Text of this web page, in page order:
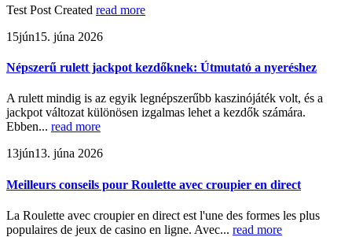
Test Post Created read more
15jún15. júna 2026
Népszerű rulett jackpot kezdőknek: Útmutató a nyeréshez
A rulett mindig is az egyik legnépszerűbb kaszinójáték volt, és a
jackpot változat különösen izgalmas lehet a kezdők számára.
Ebben... read more
13jún13. júna 2026
Meilleurs conseils pour Roulette avec croupier en direct
La Roulette avec croupier en direct est l'une des formes les plus
populaires de jeux de casino en ligne. Avec... read more